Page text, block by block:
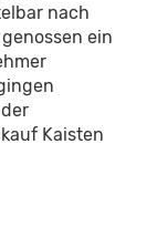
nach
ein
Kaisten